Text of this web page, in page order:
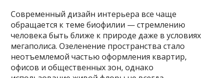
Современный дизайн интерьера все чаще
обращается к теме биофилии — стремлению
человека быть ближе к природе даже в условиях
мегаполиса. Озеленение пространства стало
неотъемлемой частью оформления квартир,
офисов и общественных зон, однако